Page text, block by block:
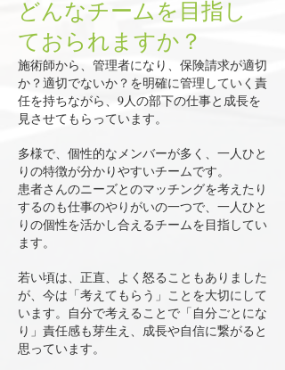
どんなチームを目指し
ておられますか？
施術師から、管理者になり、保険請求が適切
か？適切でないか？を明確に管理していく責
任を持ちながら、9人の部下の仕事と成長を
見させてもらっています。
多様で、個性的なメンバーが多く、一人ひと
りの特徴が分かりやすいチームです。
​患者さんのニーズとのマッチングを考えたり
するのも仕事のやりがいの一つで、​一人ひと
りの個性を活かし合えるチームを目指してい
ます。
若い頃は、正直、よく怒ることもありました
が、今は「考えてもらう」ことを大切にして
います。自分で考えることで「自分ごとにな
り」責任感も芽生え、成長や自信に繋がると
思っています。